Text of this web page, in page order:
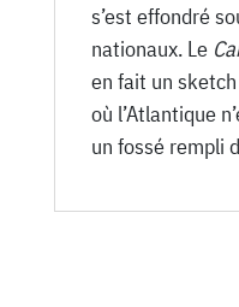
s’est effondré
nationaux. Le
en fait un
où l’Atlantique
un fossé rempli